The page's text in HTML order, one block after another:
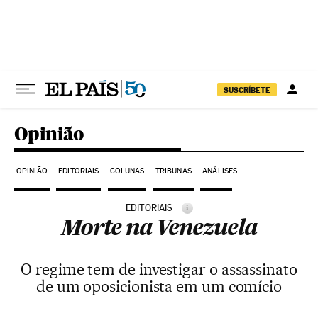
SUSCRÍBETE
Opinião
OPINIÃO EDITORIAIS COLUNAS TRIBUNAS ANÁLISES
EDITORIAIS i
Morte na Venezuela
O regime tem de investigar o assassinato
de um oposicionista em um comício